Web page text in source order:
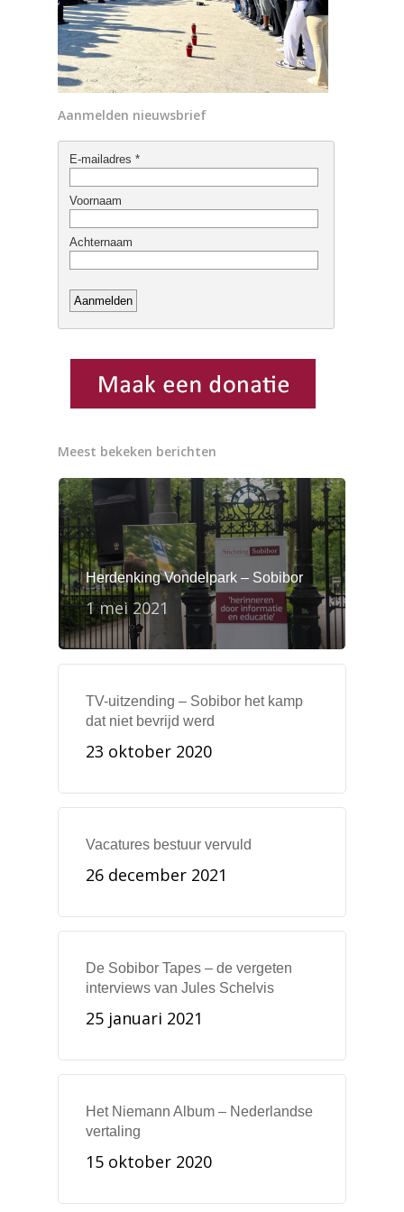
Aanmelden nieuwsbrief
Meest bekeken berichten
Herdenking Vondelpark – Sobibor
1 mei 2021
TV-uitzending – Sobibor het kamp
dat niet bevrijd werd
23 oktober 2020
Vacatures bestuur vervuld
26 december 2021
De Sobibor Tapes – de vergeten
interviews van Jules Schelvis
25 januari 2021
Het Niemann Album – Nederlandse
vertaling
15 oktober 2020